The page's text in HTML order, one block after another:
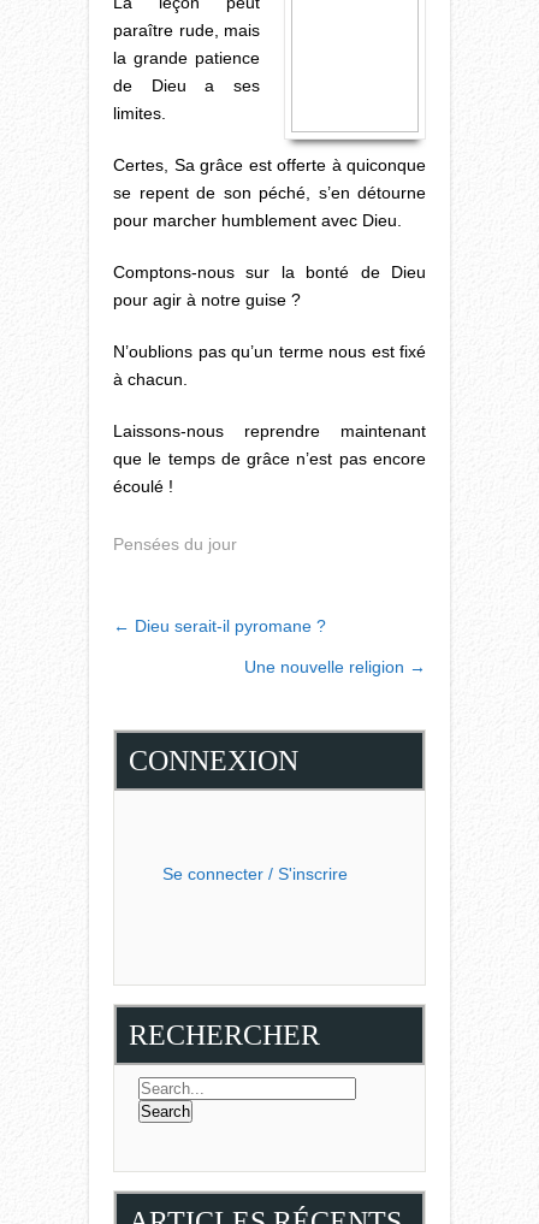
paraître rude, mais
la grande patience
de Dieu a ses
limites.
Certes, Sa grâce est offerte à quiconque
se repent de son péché, s’en détourne
pour marcher humblement avec Dieu.
Comptons-nous sur la bonté de Dieu
pour agir à notre guise ?
N’oublions pas qu’un terme nous est fixé
à chacun.
Laissons-nous reprendre maintenant
que le temps de grâce n’est pas encore
écoulé !
Pensées du jour
POST
NAVIGATION
← Dieu serait-il pyromane ?
Une nouvelle religion →
CONNEXION
Se connecter / S'inscrire
RECHERCHER